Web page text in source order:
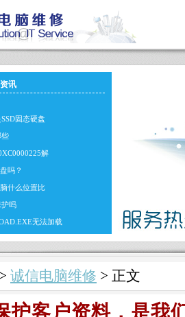
讯
固态硬盘
些
解
吗？
什么位置比
护吗
无法加载
> 诚信电脑维修 > 正文
护客户资料，是我